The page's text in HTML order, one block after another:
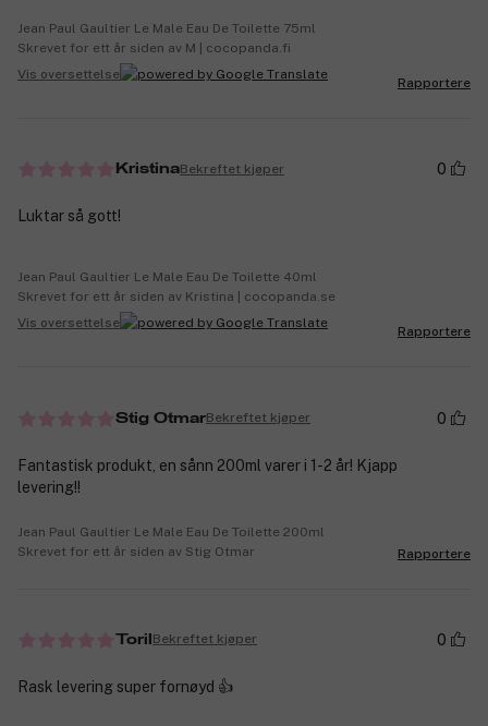
Jean Paul Gaultier Le Male Eau De Toilette 75ml
Skrevet for ett år siden av M | cocopanda.fi
Vis oversettelse
Rapportere
KristinaBekreftet kjøper 0
Luktar så gott!
Jean Paul Gaultier Le Male Eau De Toilette 40ml
Skrevet for ett år siden av Kristina | cocopanda.se
Vis oversettelse
Rapportere
Stig OtmarBekreftet kjøper 0
Fantastisk produkt, en sånn 200ml varer i 1-2 år! Kjapp
levering!!
Jean Paul Gaultier Le Male Eau De Toilette 200ml
Skrevet for ett år siden av Stig Otmar
Rapportere
Toril Bekreftet kjøper 0
Rask levering super fornøyd 👍